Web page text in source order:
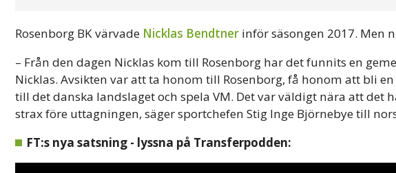
Rosenborg BK värvade Nicklas Bendtner inför säsongen 2017. Men
– Från den dagen Nicklas kom till Rosenborg har det funnits en
Nicklas. Avsikten var att ta honom till Rosenborg, få honom att bli
till det danska landslaget och spela VM. Det var väldigt nära att det
strax före uttagningen, säger sportchefen Stig Inge Björnebye till
FT:s nya satsning - lyssna på Transferpodden: